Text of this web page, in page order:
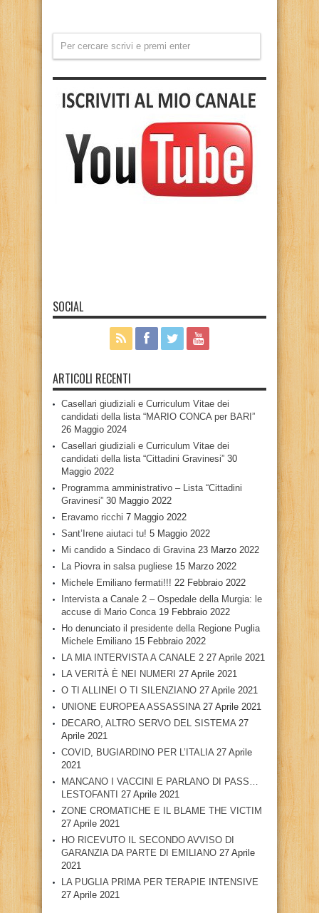
SOCIAL
ARTICOLI RECENTI
Casellari giudiziali e Curriculum Vitae dei
candidati della lista “MARIO CONCA per BARI”
26 Maggio 2024
Casellari giudiziali e Curriculum Vitae dei
candidati della lista “Cittadini Gravinesi” 30
Maggio 2022
Programma amministrativo – Lista “Cittadini
Gravinesi” 30 Maggio 2022
Eravamo ricchi 7 Maggio 2022
Sant’Irene aiutaci tu! 5 Maggio 2022
Mi candido a Sindaco di Gravina 23 Marzo 2022
La Piovra in salsa pugliese 15 Marzo 2022
Michele Emiliano fermati!!! 22 Febbraio 2022
Intervista a Canale 2 – Ospedale della Murgia: le
accuse di Mario Conca 19 Febbraio 2022
Ho denunciato il presidente della Regione Puglia
Michele Emiliano 15 Febbraio 2022
LA MIA INTERVISTA A CANALE 2 27 Aprile 2021
LA VERITÀ È NEI NUMERI 27 Aprile 2021
O TI ALLINEI O TI SILENZIANO 27 Aprile 2021
UNIONE EUROPEA ASSASSINA 27 Aprile 2021
DECARO, ALTRO SERVO DEL SISTEMA 27
Aprile 2021
COVID, BUGIARDINO PER L’ITALIA 27 Aprile
2021
MANCANO I VACCINI E PARLANO DI PASS…
LESTOFANTI 27 Aprile 2021
ZONE CROMATICHE E IL BLAME THE VICTIM
27 Aprile 2021
HO RICEVUTO IL SECONDO AVVISO DI
GARANZIA DA PARTE DI EMILIANO 27 Aprile
2021
LA PUGLIA PRIMA PER TERAPIE INTENSIVE
27 Aprile 2021